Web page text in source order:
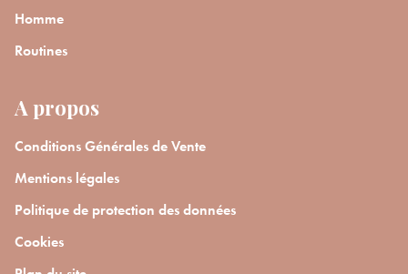
Homme
Routines
A propos
Conditions Générales de Vente
Mentions légales
Politique de protection des données
Cookies